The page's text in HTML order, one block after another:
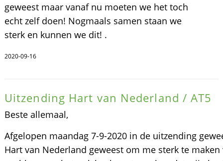
geweest maar vanaf nu moeten we het toch
echt zelf doen! Nogmaals samen staan we
sterk en kunnen we dit! .
2020-09-16
Uitzending Hart van Nederland / AT5
Beste allemaal,
Afgelopen maandag 7-9-2020 in de uitzending
Hart van Nederland geweest om me sterk te